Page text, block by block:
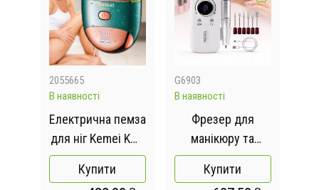
2055665
В наявності
Електрична пемза
для ніг Kemei KM-
6865
Купити
G6903
В наявності
Фрезер для
манікюру та
педикюру Nail
Polisher Machine /
Купити